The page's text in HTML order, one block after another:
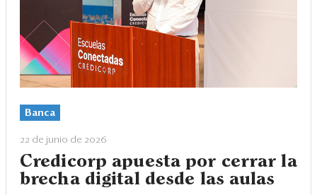
Banca
22 de junio de 2026
Credicorp apuesta por cerrar la
brecha digital desde las aulas